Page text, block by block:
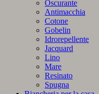
Oscurante
Antimacchia
Cotone
Gobelin
Idrorepellente
Jacquard
Lino
Mare
Resinato
Spugna